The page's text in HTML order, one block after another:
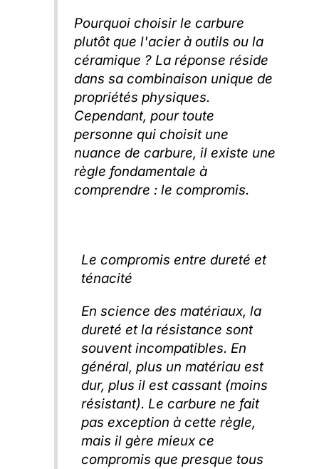
Pourquoi choisir le carbure
plutôt que l'acier à outils ou la
céramique ? La réponse réside
dans sa combinaison unique de
propriétés physiques.
Cependant, pour toute
personne qui choisit une
nuance de carbure, il existe une
règle fondamentale à
comprendre : le compromis.
Le compromis entre dureté et
ténacité
En science des matériaux, la
dureté et la résistance sont
souvent incompatibles. En
général, plus un matériau est
dur, plus il est cassant (moins
résistant). Le carbure ne fait
pas exception à cette règle,
mais il gère mieux ce
compromis que presque tous